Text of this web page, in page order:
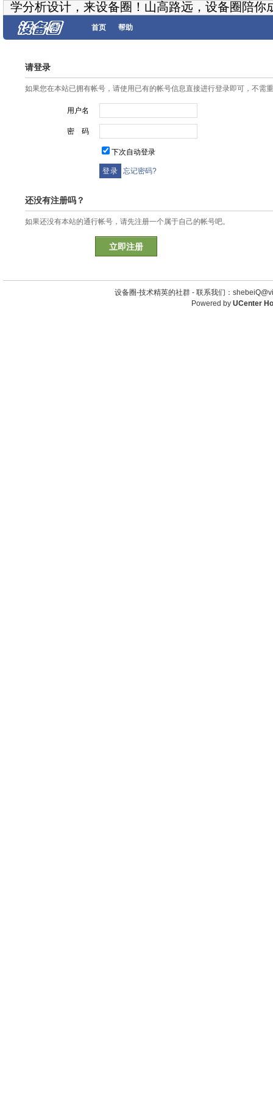
学分析设计，来设备圈！山高路远，设备圈陪你
首页 帮助
请登录
如果您在本站已拥有帐号，请使用已有的帐号信息直接进行登录即可，不需
用户名
密 码
下次自动登录
忘记密码?
还没有注册吗？
如果还没有本站的通行帐号，请先注册一个属于自己的帐号吧。
立即注册
设备圈-技术精英的社群 - 联系我们：
Powered by UCenter